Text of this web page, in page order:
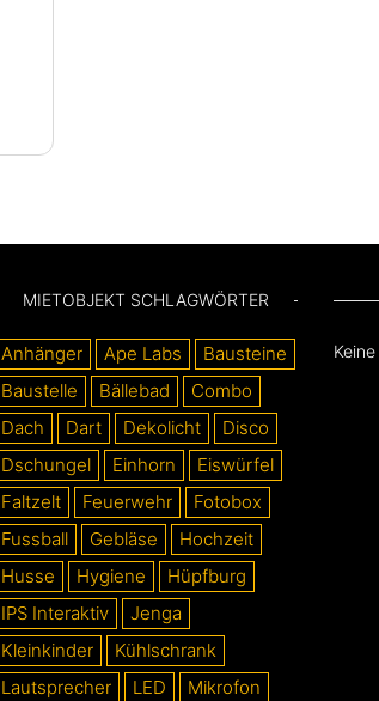
MIETOBJEKT SCHLAGWÖRTER
Anhänger Ape Labs
Bausteine
Baustelle
Bällebad
Combo
Dach
Dart Dekolicht
Disco
Dschungel
Einhorn
Eiswürfel
Faltzelt
Feuerwehr
Fotobox
Fussball
Gebläse
Hochzeit
Husse
Hygiene
Hüpfburg
IPS Interaktiv
Jenga
Kleinkinder
Kühlschrank
Lautsprecher
LED
Mikrofon